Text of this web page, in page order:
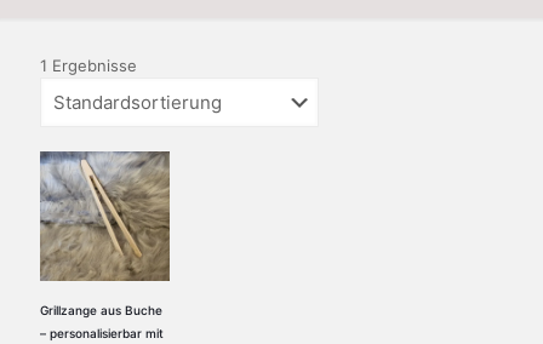
1 Ergebnisse
Grillzange aus Buche
– personalisierbar mit